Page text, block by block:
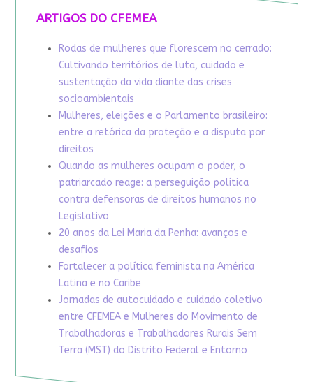
ARTIGOS DO CFEMEA
Rodas de mulheres que florescem no cerrado:
Cultivando territórios de luta, cuidado e
sustentação da vida diante das crises
socioambientais
Mulheres, eleições e o Parlamento brasileiro:
entre a retórica da proteção e a disputa por
direitos
Quando as mulheres ocupam o poder, o
patriarcado reage: a perseguição política
contra defensoras de direitos humanos no
Legislativo
20 anos da Lei Maria da Penha: avanços e
desafios
Fortalecer a política feminista na América
Latina e no Caribe
Jornadas de autocuidado e cuidado coletivo
entre CFEMEA e Mulheres do Movimento de
Trabalhadoras e Trabalhadores Rurais Sem
Terra (MST) do Distrito Federal e Entorno